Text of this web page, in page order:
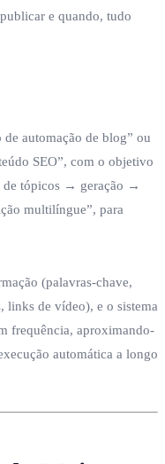
e quando, tudo
de automação de blog” ou
SEO”, com o objetivo
de tópicos → geração →
multilíngue”, para
(palavras-chave,
links de vídeo), e o sistema
frequência, aproximando-
automática a longo